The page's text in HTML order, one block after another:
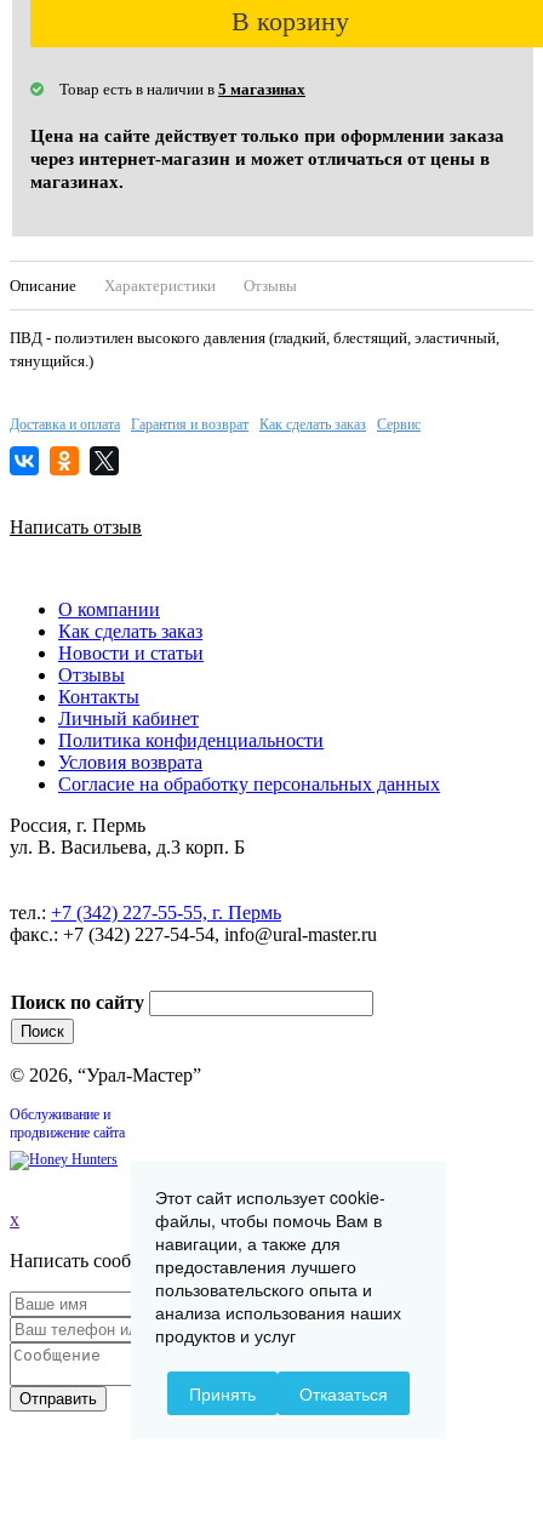
В корзину
Товар есть в наличии в 5 магазинах
Цена на сайте действует только при оформлении заказа
через интернет-магазин и может отличаться от цены в
магазинах.
Описание Характеристики Отзывы
ПВД - полиэтилен высокого давления (гладкий, блестящий, эластичный,
тянущийся.)
Доставка и оплата Гарантия и возврат Как сделать заказ Сервис
Написать отзыв
О компании
Как сделать заказ
Новости и статьи
Отзывы
Контакты
Личный кабинет
Политика конфиденциальности
Условия возврата
Согласие на обработку персональных данных
Россия, г. Пермь
ул. В. Васильева, д.3 корп. Б
тел.: +7 (342) 227-55-55, г. Пермь
факс.: +7 (342) 227-54-54, info@ural-master.ru
Поиск по сайту
© 2026, “Урал-Мастер”
Обслуживание и
продвижение сайта
x
Написать сообщение
Отправить
Этот сайт использует cookie-
файлы, чтобы помочь Вам в
навигации, а также для
предоставления лучшего
пользовательского опыта и
анализа использования наших
продуктов и услуг
Принять Отказаться